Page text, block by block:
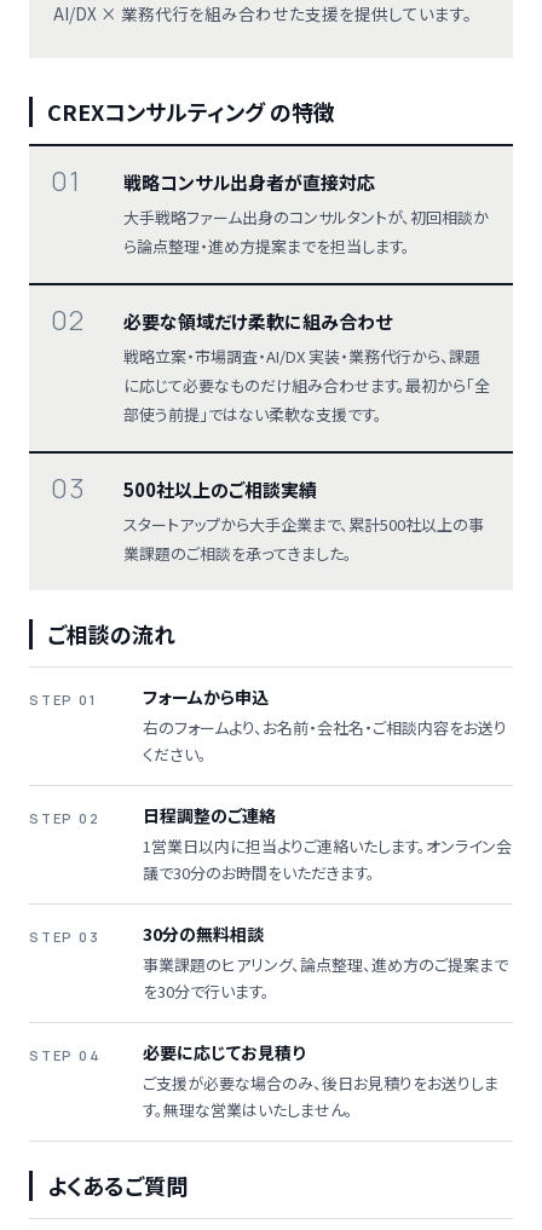
AI/DX × 業務代行を組み合わせた支援を提供しています。
CREXコンサルティング の特徴
01 戦略コンサル出身者が直接対応
大手戦略ファーム出身のコンサルタントが、初回相談か
ら論点整理・進め方提案までを担当します。
02 必要な領域だけ柔軟に組み合わせ
戦略立案・市場調査・AI/DX 実装・業務代行から、課題
に応じて必要なものだけ組み合わせます。最初から「全
部使う前提」ではない柔軟な支援です。
03 500社以上のご相談実績
スタートアップから大手企業まで、累計500社以上の事
業課題のご相談を承ってきました。
ご相談の流れ
STEP 01 フォームから申込
右のフォームより、お名前・会社名・ご相談内容をお送り
ください。
STEP 02 日程調整のご連絡
1営業日以内に担当よりご連絡いたします。オンライン会
議で30分のお時間をいただきます。
STEP 03 30分の無料相談
事業課題のヒアリング、論点整理、進め方のご提案まで
を30分で行います。
STEP 04 必要に応じてお見積り
ご支援が必要な場合のみ、後日お見積りをお送りしま
す。無理な営業はいたしません。
よくあるご質問